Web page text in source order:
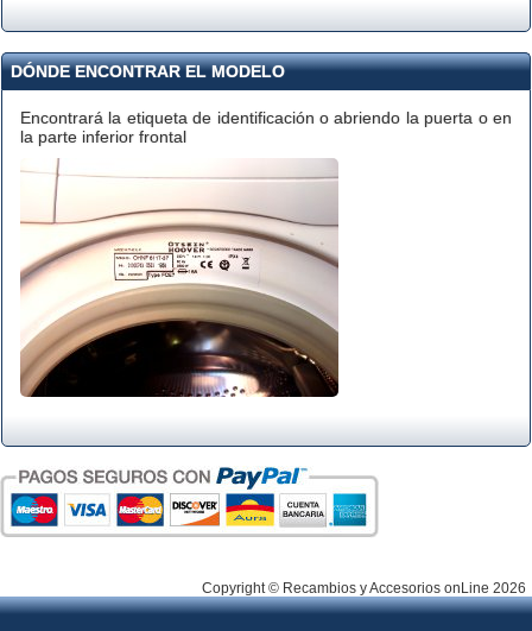
DÓNDE ENCONTRAR EL MODELO
Encontrará la etiqueta de identificación o abriendo la puerta o en
la parte inferior frontal
Copyright © Recambios y Accesorios onLine 2026